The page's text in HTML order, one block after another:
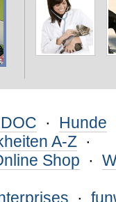
· Hunde
A-Z ·
Shop ·
·